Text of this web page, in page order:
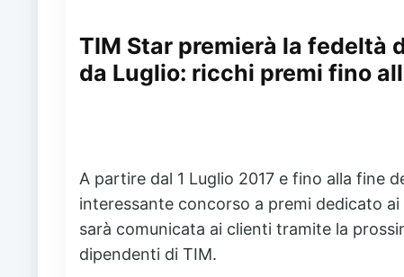
TIM Star premierà la fedeltà
da Luglio: ricchi premi fino
A partire dal 1 Luglio 2017 e fino alla fine
interessante concorso a premi dedicato
sarà comunicata ai clienti tramite la
dipendenti di TIM.